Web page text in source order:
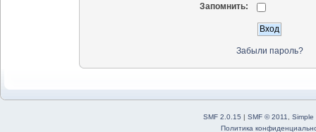
Запомнить:
Забыли пароль?
SMF 2.0.15 | SMF © 2011
Simple
Политика